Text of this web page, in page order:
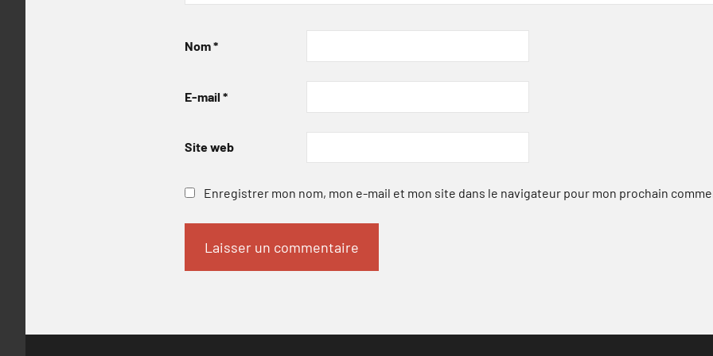
Nom*
E-mail *
Site web
Enregistrer mon nom, mon e-mail et mon site dans le navigateur pour mon prochain